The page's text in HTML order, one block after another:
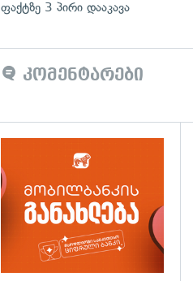
ფაქტზე 3 პირი დააკავა
კომენტარები